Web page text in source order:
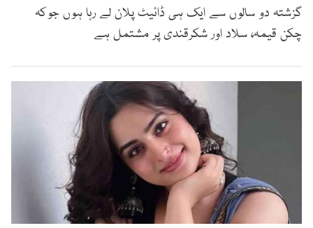
گزشتہ دو سالوں سے ایک ہی ڈائیٹ پلان لے رہا ہوں جوکہ
چکن قیمہ، سلاد اور شکرقندی پر مشتمل ہے